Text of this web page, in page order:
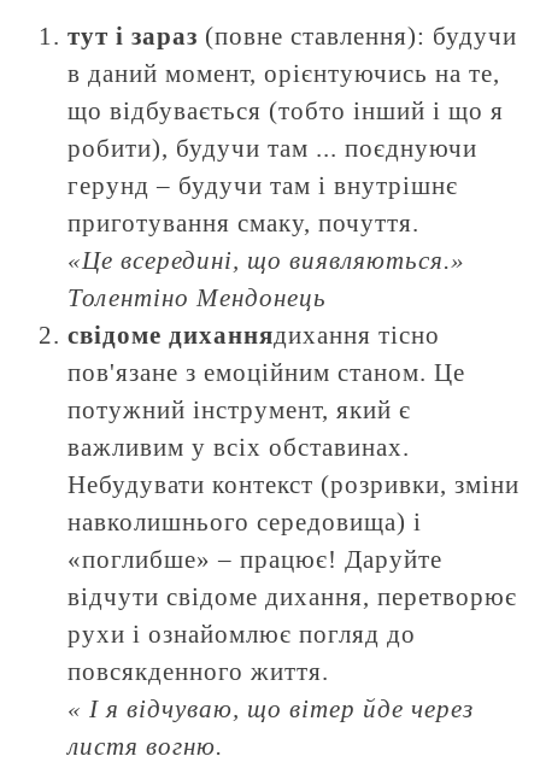
тут і зараз (повне ставлення): будучи
в даний момент, орієнтуючись на те,
що відбувається (тобто інший і що я
робити), будучи там ... поєднуючи
герунд – будучи там і внутрішнє
приготування смаку, почуття.
«Це всередині, що виявляються.»
Толентіно Мендонець
свідоме диханнядихання тісно
пов'язане з емоційним станом. Це
потужний інструмент, який є
важливим у всіх обставинах.
Небудувати контекст (розривки, зміни
навколишнього середовища) і
«поглибше» – працює! Даруйте
відчути свідоме дихання, перетворює
рухи і ознайомлює погляд до
повсякденного життя.
« І я відчуваю, що вітер йде через
листя вогню.